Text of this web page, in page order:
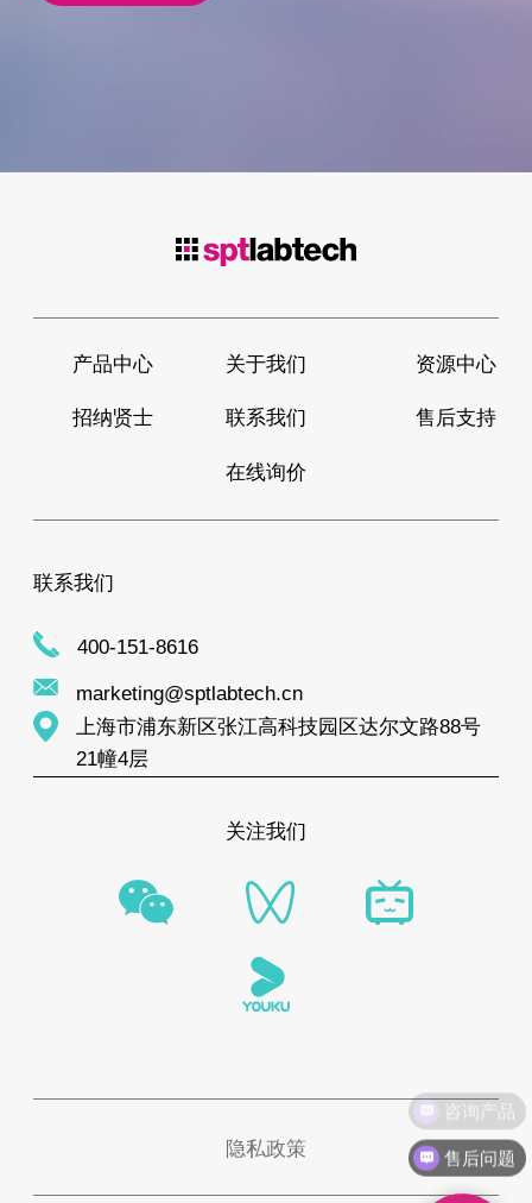
产品中心 关于我们 资源中心
招纳贤士 联系我们 售后支持
在线询价
联系我们
400-151-8616
marketing@sptlabtech.cn
上海市浦东新区张江高科技园区达尔文路88号
21幢4层
关注我们
隐私政策 售后问题